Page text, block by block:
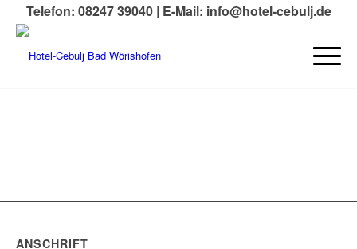
Telefon: 08247 39040 | E-Mail: info@hotel-cebulj.de
ANSCHRIFT